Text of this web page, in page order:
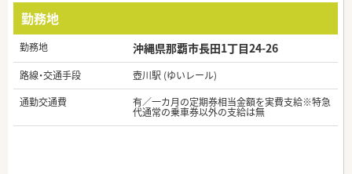
勤務地
勤務地 沖縄県那覇市長田1丁目24-26
路線・交通手段
壺川駅 (ゆいレール)
通勤交通費
有／一カ月の定期券相当金額を実費支給※特急
代通常の乗車券以外の支給は無